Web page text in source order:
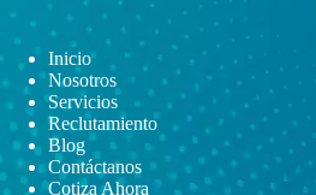
Inicio
Nosotros
Servicios
Reclutamiento
Blog
Contáctanos
Cotiza Ahora